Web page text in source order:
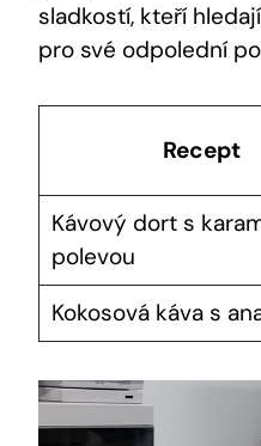
sladkostí, kteří
pro své odpolední
Recept
Kávový dort s
polevou
Kokosová káva s